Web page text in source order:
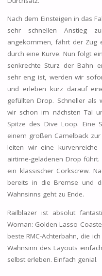
Nach dem Einsteigen in das
sehr schnellen Anstieg
angekommen, fährt der Zug
durch eine Kurve. Nun folgt
senkrechte Sturz der Bahn
sehr eng ist, werden wir
und erleben kurz darauf
gefüllten Drop. Schneller
wir schon im nächsten Tal
Spitze des Dive Loop. Eine
einem großen Camelback
leiten wir eine
airtime-geladenen Drop
ein klassischer Corkscrew.
bereits in die Bremse und
Wahnsinns geht zu Ende.
Railblazer ist absolut
Woman: Golden Lasso
beste RMC-Achterbahn, die
Wahnsinn des Layouts
selbst erleben. Einfach genial.